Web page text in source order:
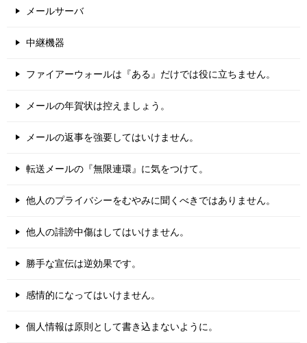
メールサーバ
中継機器
ファイアーウォールは『ある』だけでは役に立ちません。
メールの年賀状は控えましょう。
メールの返事を強要してはいけません。
転送メールの『無限連環』に気をつけて。
他人のプライバシーをむやみに聞くべきではありません。
他人の誹謗中傷はしてはいけません。
勝手な宣伝は逆効果です。
感情的になってはいけません。
個人情報は原則として書き込まないように。